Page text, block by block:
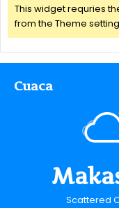
This widget requries
from the Theme
Cuaca
Scattered